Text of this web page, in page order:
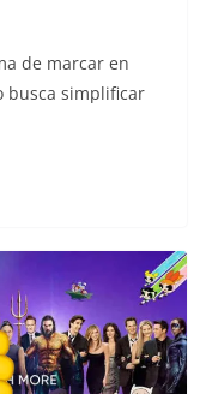
de marcar en
busca simplificar